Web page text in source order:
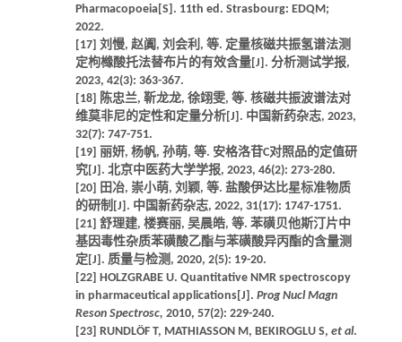
Pharmacopoeia[S]. 11th ed. Strasbourg: EDQM;
2022.
[17] 刘慢, 赵阗, 刘会利, 等. 定量核磁共振氢谱法测
定枸橼酸托法替布片的有效含量[J]. 分析测试学报,
2023, 42(3): 363-367.
[18] 陈忠兰, 靳龙龙, 徐翊雯, 等. 核磁共振波谱法对
维莫非尼的定性和定量分析[J]. 中国新药杂志, 2023,
32(7): 747-751.
[19] 丽妍, 杨帆, 孙萌, 等. 安格洛苷C对照品的定值研
究[J]. 北京中医药大学学报, 2023, 46(2): 273-280.
[20] 田冶, 崇小萌, 刘颖, 等. 盐酸伊达比星标准物质
的研制[J]. 中国新药杂志, 2022, 31(17): 1747-1751.
[21] 舒理建, 楼赛丽, 吴晨皓, 等. 苯磺贝他斯汀片中
基因毒性杂质苯磺酸乙酯与苯磺酸异丙酯的含量测
定[J]. 质量与检测, 2020, 2(5): 19-20.
[22] HOLZGRABE U. Quantitative NMR spectroscopy
in pharmaceutical applications[J]. Prog Nucl Magn
Reson Spectrosc, 2010, 57(2): 229-240.
[23] RUNDLÖF T, MATHIASSON M, BEKIROGLU S, et al.